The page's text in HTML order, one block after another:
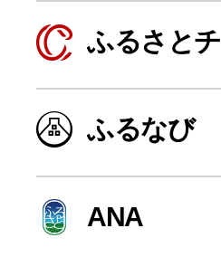
ふるさと納税
ふるさと
ふるなび
ANA